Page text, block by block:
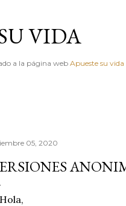
VIDA
a la página web Apueste su vida
05, 2020
Hola,